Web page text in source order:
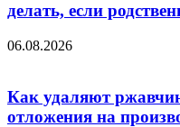
делать, если
06.08.2026
Как удаляют
отложения на